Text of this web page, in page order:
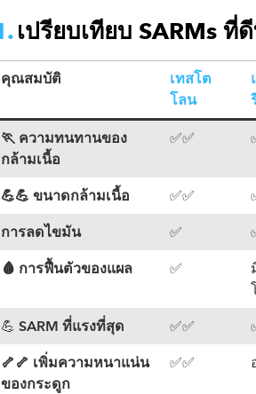
เปรียบเทียบ SARMs
คุณสมบัติ
เทสโต
โลน
🏃 ความทนทานของ
กล้ามเนื้อ
✅️✅️
💪💪 ขนาดกล้ามเนื้อ ✅️✅️
การลดไขมัน ✅️
🩸 การฟื้นตัวของแผล ✅️
💪SARM ที่แรงที่สุด ✅️✅️
🦴🦴 เพิ่มความหนาแน่น
ของกระดูก
✅️✅️